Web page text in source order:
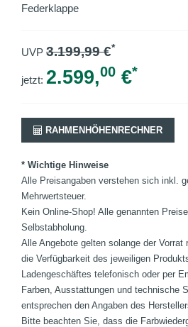
Federklappe
UVP 3.199,99€*
jetzt: 2.599,00 €*
RAHMENHÖHENRECHNER
* Wichtige Hinweise
Alle Preisangaben verstehen sich inkl.
Mehrwertsteuer.
Kein Online-Shop! Alle genannten
Selbstabholung.
Alle Angebote gelten solange der
die Verfügbarkeit des jeweiligen
Ladengeschäftes telefonisch oder per
Farben, Ausstattungen und technische
entsprechen den Angaben des
Bitte beachten Sie, dass die